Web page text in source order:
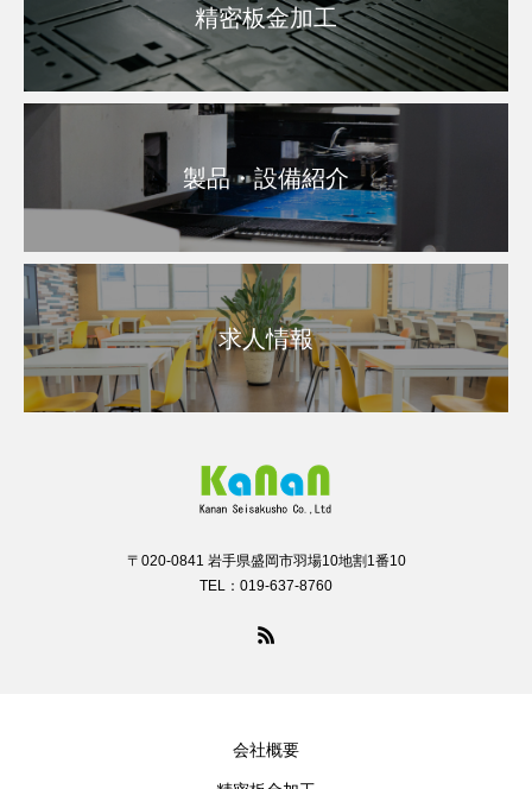
精密板金加工
製品・設備紹介
求人情報
〒020-0841 岩手県盛岡市羽場10地割1番10
TEL：019-637-8760
会社概要